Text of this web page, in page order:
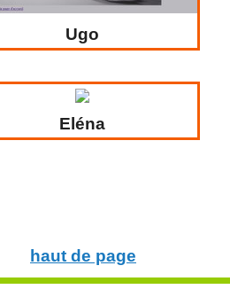
Ugo
Eléna
haut de page